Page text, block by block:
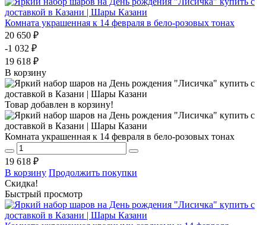
Комната украшенная к 14 февраля в бело-розовых тонах
20 650 ₽
-1 032 ₽
19 618 ₽
В корзину
Товар добавлен в корзину!
Комната украшенная к 14 февраля в бело-розовых тонах
19 618 ₽
В корзину Продолжить покупки
Скидка!
Быстрый просмотр